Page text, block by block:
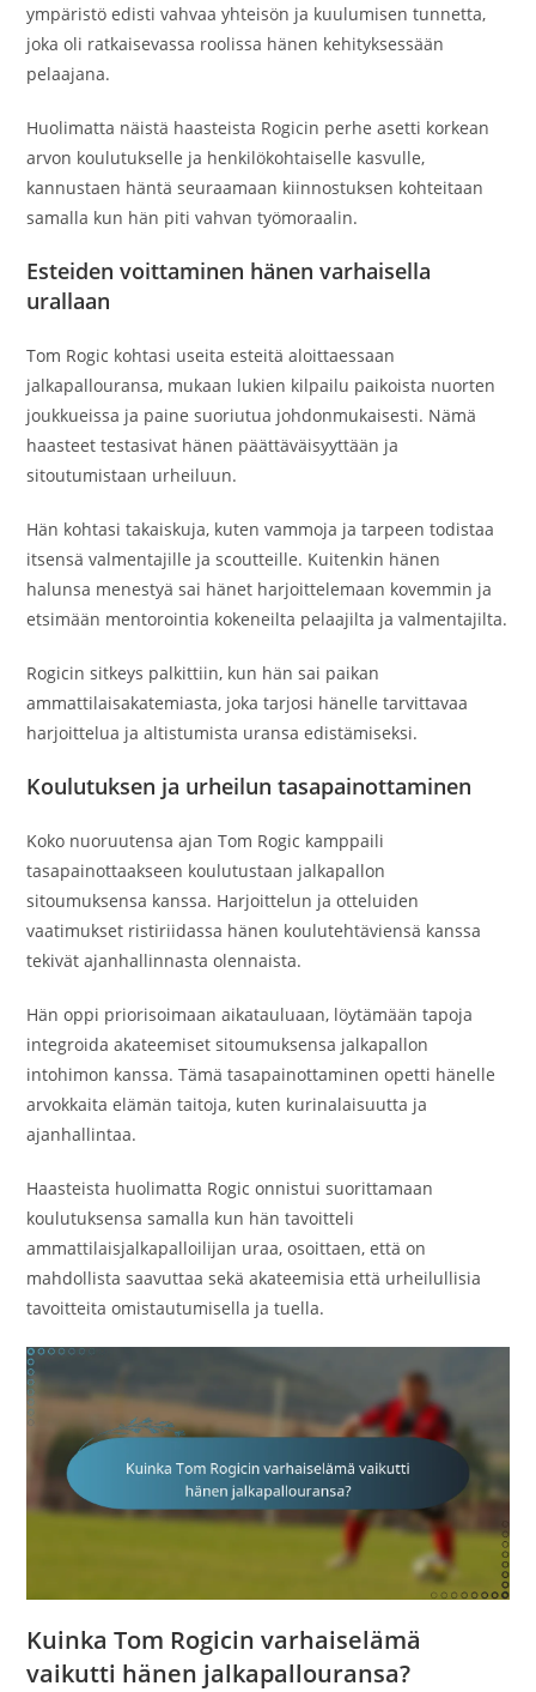
ympäristö edisti vahvaa yhteisön ja kuulumisen tunnetta,
joka oli ratkaisevassa roolissa hänen kehityksessään
pelaajana.
Huolimatta näistä haasteista Rogicin perhe asetti korkean
arvon koulutukselle ja henkilökohtaiselle kasvulle,
kannustaen häntä seuraamaan kiinnostuksen kohteitaan
samalla kun hän piti vahvan työmoraalin.
Esteiden voittaminen hänen varhaisella
urallaan
Tom Rogic kohtasi useita esteitä aloittaessaan
jalkapallouransa, mukaan lukien kilpailu paikoista nuorten
joukkueissa ja paine suoriutua johdonmukaisesti. Nämä
haasteet testasivat hänen päättäväisyyttään ja
sitoutumistaan urheiluun.
Hän kohtasi takaiskuja, kuten vammoja ja tarpeen todistaa
itsensä valmentajille ja scoutteille. Kuitenkin hänen
halunsa menestyä sai hänet harjoittelemaan kovemmin ja
etsimään mentorointia kokeneilta pelaajilta ja valmentajilta.
Rogicin sitkeys palkittiin, kun hän sai paikan
ammattilaisakatemiasta, joka tarjosi hänelle tarvittavaa
harjoittelua ja altistumista uransa edistämiseksi.
Koulutuksen ja urheilun tasapainottaminen
Koko nuoruutensa ajan Tom Rogic kamppaili
tasapainottaakseen koulutustaan jalkapallon
sitoumuksensa kanssa. Harjoittelun ja otteluiden
vaatimukset ristiriidassa hänen koulutehtäviensä kanssa
tekivät ajanhallinnasta olennaista.
Hän oppi priorisoimaan aikatauluaan, löytämään tapoja
integroida akateemiset sitoumuksensa jalkapallon
intohimon kanssa. Tämä tasapainottaminen opetti hänelle
arvokkaita elämän taitoja, kuten kurinalaisuutta ja
ajanhallintaa.
Haasteista huolimatta Rogic onnistui suorittamaan
koulutuksensa samalla kun hän tavoitteli
ammattilaisjalkapalloilijan uraa, osoittaen, että on
mahdollista saavuttaa sekä akateemisia että urheilullisia
tavoitteita omistautumisella ja tuella.
Kuinka Tom Rogicin varhaiselämä
vaikutti hänen jalkapallouransa?